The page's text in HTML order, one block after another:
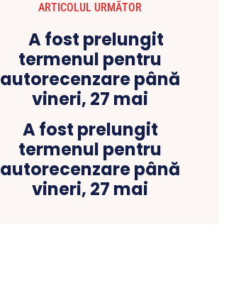
ARTICOLUL URMĂTOR
A fost prelungit
termenul pentru
autorecenzare până
vineri, 27 mai